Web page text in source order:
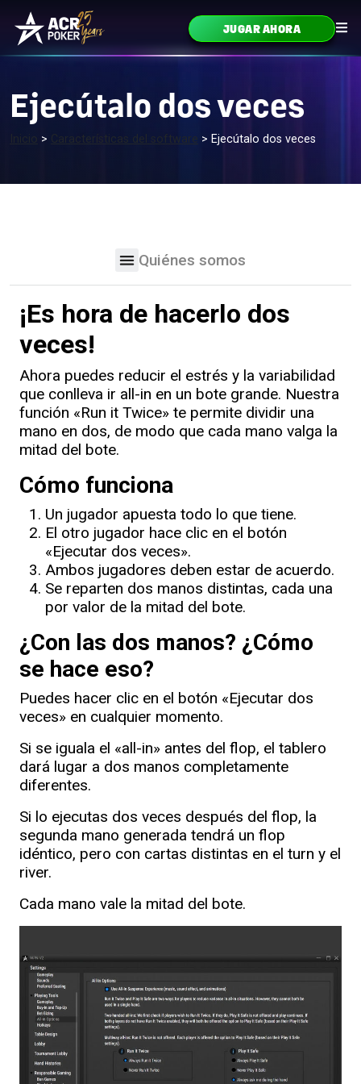
Ir al contenido
Navegación principalJUGAR AHORA
Ejecútalo dos veces
> Características del software > Ejecútalo dos veces
¡Es hora de hacerlo dos
veces!
Ahora puedes reducir el estrés y la variabilidad
que conlleva ir all-in en un bote grande. Nuestra
función «Run it Twice» te permite dividir una
mano en dos, de modo que cada mano valga la
mitad del bote.
Cómo funciona
Un jugador apuesta todo lo que tiene.
El otro jugador hace clic en el botón
«Ejecutar dos veces».
Ambos jugadores deben estar de acuerdo.
Se reparten dos manos distintas, cada una
por valor de la mitad del bote.
¿Con las dos manos? ¿Cómo
se hace eso?
Puedes hacer clic en el botón «Ejecutar dos
veces» en cualquier momento.
Si se iguala el «all-in» antes del flop, el tablero
dará lugar a dos manos completamente
diferentes.
Si lo ejecutas dos veces después del flop, la
segunda mano generada tendrá un flop
idéntico, pero con cartas distintas en el turn y el
river.
Cada mano vale la mitad del bote.
Quiénes somos